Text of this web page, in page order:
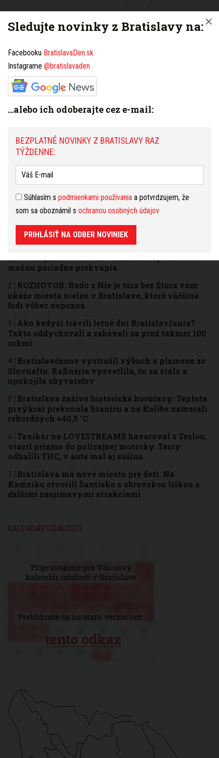
PRIHLÁSIŤ NA ODBER NOVINIEK
Blíženci (21.5. - 21.6.) zmeniť
Privítali by ste, keby bolo okolie ochotné pomôcť vám
trošku sa zorientovať. Povinnosti všedných dní vás už
ťažšia. Najmä dnes. Bude pre vás ťažké skĺbiť náročné
požiadavky zamestnávateľa so záujmami rodiny.čítať
ďalej...
NAJČÍTANEJŠIE
Myslíte si, že poznáte bratislavské jazerá?
možno poriadne prekvapia
ROZHOVOR: Rado z Nie je túra bez Štúra vám
ukáže miesta nielen v Bratislave, ktoré väčšina
ľudí vôbec nepozná
Ako kedysi trávili letné dni Bratislavčania?
Takto oddychovali a zabávali sa pred takmer 100
rokmi
Bratislavčanov vystrašil výbuch a plamene zo
Slovnaftu. Rafinéria vysvetlila, čo sa stalo a
upokojila obyvateľov
Bratislava zažíva historické horúčavy: Teplota
prvýkrát prekonala hranicu a na Kolibe namerali
rekordných +40,5 °C
Taxikár na LOVESTREAME havaroval s Teslou,
vrazil priamo do policajnej motorky. Testy
odhalili THC, v aute mal aj sušinu
Bratislava má nové miesto pre deti: Na
Kamzíku otvorili Šantisko s obrovskou líškou a
ďalšími zaujímavými atrakciami
KALENDÁR UDALOSTÍ
Sledujte novinky z Bratislavy na:
Facebooku BratislavaDen.sk
Instagrame @bratislavaden
...alebo ich odoberajte cez e-mail:
BEZPLATNÉ NOVINKY Z BRATISLAVY RAZ
TÝŽDENNE:
Súhlasím s podmienkami používania a potvrdzujem, že
som sa oboznámil s ochranou osobných údajov
PRIHLÁSIŤ NA ODBER NOVINIEK